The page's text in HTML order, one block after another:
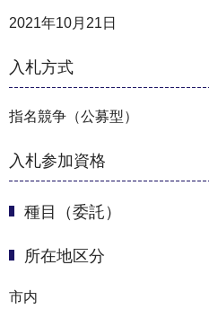
2021年10月21日
入札方式
指名競争（公募型）
入札参加資格
種目（委託）
所在地区分
市内